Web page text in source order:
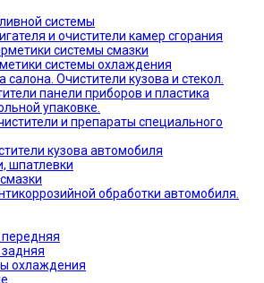
системы
и очистители камер сгорания
системы смазки
системы охлаждения
салона. Очистители кузова и стекол.
панели приборов и пластика
упаковке.
и препараты специального
кузова автомобиля
шпатлевки
обработки автомобиля.
охлаждения